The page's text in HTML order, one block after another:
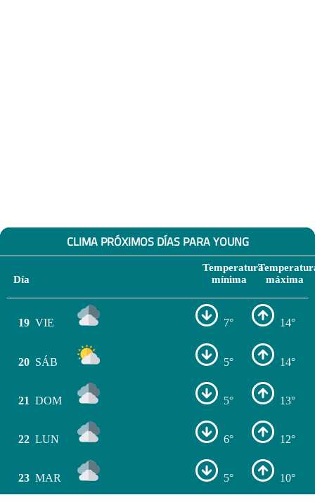
CLIMA PRÓXIMOS DÍAS PARA YOUNG
Día
Temperatura
mínima
máxima
19 VIE 7° 14°
20 SÁB 5° 14°
21 DOM 5° 13°
22 LUN 6° 12°
23 MAR 5° 10°